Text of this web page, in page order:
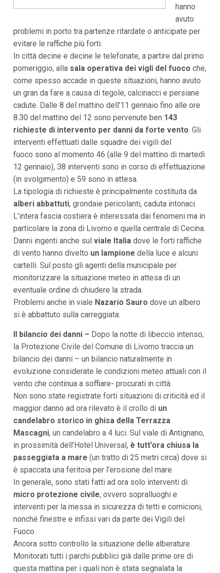
o
hanno
avuto
problemi in porto tra partenze ritardate o anticipate per
evitare le raffiche più forti.
In città decine e decine le telefonate, a partire dal primo
pomeriggio, allasala operativa dei vigli del fuoco che,
come spesso accade in queste situazioni, hanno avuto
un gran da fare a causa di tegole, calcinacci e persiane
cadute. Dalle 8 del mattino dell’11 gennaio fino alle ore
8.30 del mattino del 12 sono pervenute ben 143
richieste di intervento per danni da forte vento. Gli
interventi effettuati dalle squadre dei vigili del
fuoco sono al momento 46 (alle 9 del mattino di martedì
12 gennaio), 38 interventi sono in corso di effettuazione
(in svolgimento) e 59 sono in attesa.
La tipologia di richieste è principalmente costituita da
alberi abbattuti, grondaie pericolanti, caduta intonaci.
L’intera fascia costiera è interessata dai fenomeni ma in
particolare la zona di Livorno e quella centrale di Cecina.
Danni ingenti anche sul viale Italiadove le forti raffiche
di vento hanno divelto un lampione della luce e alcuni
cartelli. Sul posto gli agenti della municipale per
monitorizzare la situazione meteo in attesa di un
eventuale ordine di chiudere la strada.
Problemi anche in viale Nazario Sauro dove un albero
si è abbattuto sulla carreggiata.
Il bilancio dei danni – Dopo la notte di libeccio intenso,
la Protezione Civile del Comune di Livorno traccia un
bilancio dei danni – un bilancio naturalmente in
evoluzione considerate le condizioni meteo attuali con il
vento che continua a soffiare- procurati in città.
Non sono state registrate forti situazioni di criticità ed il
maggior danno ad ora rilevato è il crollo di un
candelabro storico in ghisa della Terrazza
Mascagni, un candelabro a 4 luci. Sul viale di Antignano,
in prossimità dell’Hotel Universal, è tutt’ora chiusa la
passeggiata a mare (un tratto di 25 metri circa) dove si
è spaccata una feritoia per l’erosione del mare.
In generale, sono stati fatti ad ora solo interventi di
micro protezione civile, ovvero sopralluoghi e
interventi per la messa in sicurezza di tetti e cornicioni,
nonché finestre e infissi vari da parte dei Vigili del
Fuoco.
Ancora sotto controllo la situazione delle alberature.
Monitorati tutti i parchi pubblici già dalle prime ore di
questa mattina per i quali non è stata segnalata la